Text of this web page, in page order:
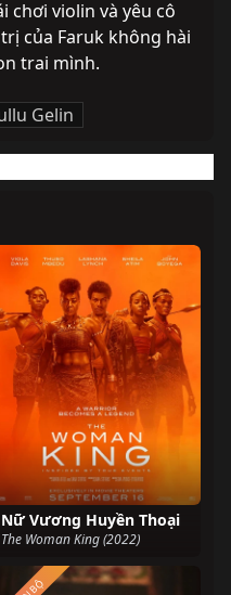
chơi violin và yêu cô
của Faruk không hài
trai mình.
Gelin
Nữ Vương Huyền Thoại
The Woman King (2022)